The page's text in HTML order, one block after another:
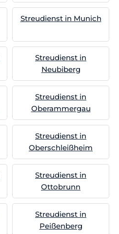
Streudienst in Munich
Streudienst in
Neubiberg
Streudienst in
Oberammergau
Streudienst in
Oberschleißheim
Streudienst in
Ottobrunn
Streudienst in
Peißenberg